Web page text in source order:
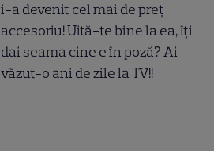
i-a devenit cel mai de preț
accesoriu! Uită-te bine la ea, îți
dai seama cine e în poză? Ai
văzut-o ani de zile la TV!!